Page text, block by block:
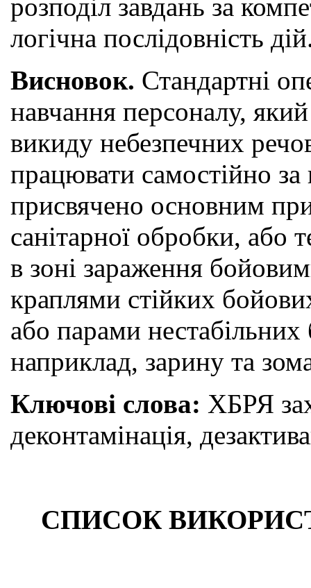
розподіл завдань за
логічна послідовність
Висновок. Стандартні
навчання персоналу, який
викиду небезпечних
працювати самостійно за
присвячено основним
санітарної обробки, або
в зоні зараження
краплями стійких
або парами
наприклад, зарину та
Ключові слова: ХБРЯ
деконтамінація,
СПИСОК